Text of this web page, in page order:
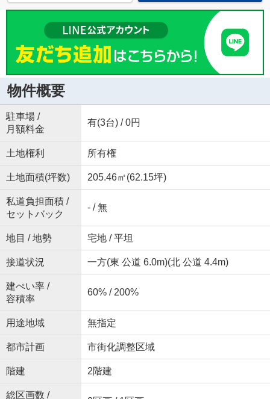
物件概要
駐車場 /
月額料金
有(3台) / 0円
土地権利 所有権
土地面積(坪数) 205.46㎡(62.15坪)
私道負担面積 /
セットバック
- / 無
地目 / 地勢 宅地 / 平坦
接道状況 一方(東 公道 6.0m)(北 公道 4.4m)
建ぺい率 /
容積率
60% / 200%
用途地域 無指定
都市計画 市街化調整区域
階建 2階建
総区画数 /